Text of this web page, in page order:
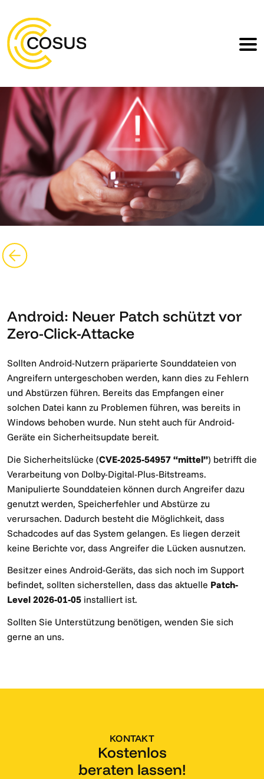
Android: Neuer Patch schützt vor
Zero-Click-Attacke
Sollten Android-Nutzern präparierte Sounddateien von
Angreifern untergeschoben werden, kann dies zu Fehlern
und Abstürzen führen. Bereits das Empfangen einer
solchen Datei kann zu Problemen führen, was bereits in
Windows behoben wurde. Nun steht auch für Android-
Geräte ein Sicherheitsupdate bereit.
Die Sicherheitslücke (CVE-2025-54957 “mittel”) betrifft die
Verarbeitung von Dolby-Digital-Plus-Bitstreams.
Manipulierte Sounddateien können durch Angreifer dazu
genutzt werden, Speicherfehler und Abstürze zu
verursachen. Dadurch besteht die Möglichkeit, dass
Schadcodes auf das System gelangen. Es liegen derzeit
keine Berichte vor, dass Angreifer die Lücken ausnutzen.
Besitzer eines Android-Geräts, das sich noch im Support
befindet, sollten sicherstellen, dass das aktuelle Patch-
Level 2026-01-05 installiert ist.
Sollten Sie Unterstützung benötigen, wenden Sie sich
gerne an uns.
KONTAKT
Kostenlos
beraten lassen!